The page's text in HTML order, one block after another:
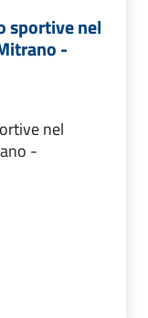
sportive nel
-
nel
-